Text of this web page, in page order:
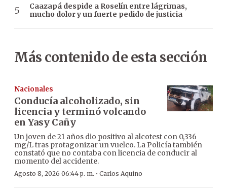
Caazapá despide a Roselín entre lágrimas,
mucho dolor y un fuerte pedido de justicia
Más contenido de esta sección
Nacionales
Conducía alcoholizado, sin
licencia y terminó volcando
en Yasy Cañy
Un joven de 21 años dio positivo al alcotest con 0,336
mg/L tras protagonizar un vuelco. La Policía también
constató que no contaba con licencia de conducir al
momento del accidente.
Agosto 8, 2026 06:44 p. m. · Carlos Aquino